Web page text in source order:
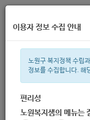
주간 인기검색어
한눈
이용자 정보 수집 안내
노원구 복지정책 수립
정보를 수집합니다. 해
편리성
노원복지샘의 메뉴는